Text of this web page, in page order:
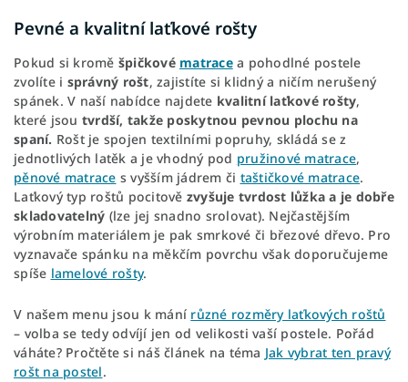
Pevné a kvalitní laťkové rošty
Pokud si kromě špičkové matracea pohodlné postele
zvolíte i správný rošt, zajistíte si klidný a ničím nerušený
spánek. V naší nabídce najdete kvalitní laťkové rošty,
které jsou tvrdší, takže poskytnou pevnou plochu na
spaní. Rošt je spojen textilními popruhy, skládá se z
jednotlivých latěk a je vhodný pod pružinové matrace,
pěnové matrace s vyšším jádrem či taštičkové matrace.
Laťkový typ roštů pocitově zvyšuje tvrdost lůžka a je dobře
skladovatelný (lze jej snadno srolovat). Nejčastějším
výrobním materiálem je pak smrkové či březové dřevo. Pro
vyznavače spánku na měkčím povrchu však doporučujeme
spíše lamelové rošty.
V našem menu jsou k mání různé rozměry laťkových roštů
– volba se tedy odvíjí jen od velikosti vaší postele. Pořád
váháte? Pročtěte si náš článek na téma Jak vybrat ten pravý
rošt na postel.